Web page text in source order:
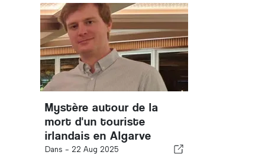
Mystère autour de la
mort d'un touriste
irlandais en Algarve
Dans - 22 Aug 2025